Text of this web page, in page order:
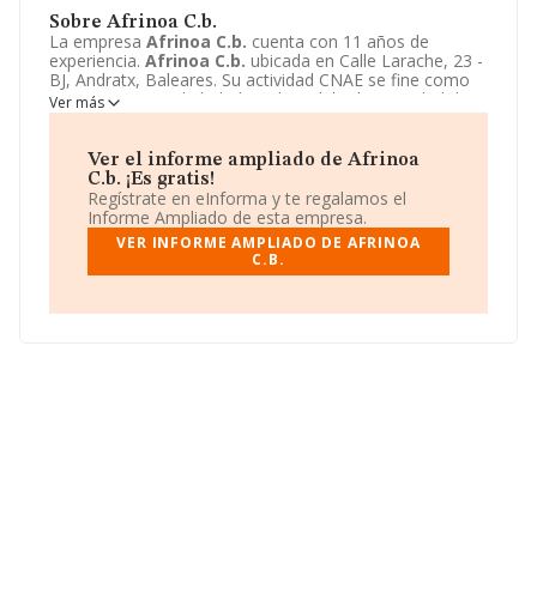
Sobre Afrinoa C.b.
La empresa Afrinoa C.b. cuenta con 11 años de
experiencia. Afrinoa C.b. ubicada en Calle Larache, 23 -
BJ, Andratx, Baleares. Su actividad CNAE se fine como
5630 - Servicios de bebidas. El modelo de sociedad de
Afrinoa C.b.es Comunidad de bienes.
Ver más
Ver el informe ampliado de Afrinoa
C.b. ¡Es gratis!
Regístrate en eInforma y te regalamos el
Informe Ampliado de esta empresa.
VER INFORME AMPLIADO DE AFRINOA
C.B.